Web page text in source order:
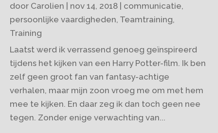
door Carolien | nov 14, 2018 | communicatie,
persoonlijke vaardigheden, Teamtraining,
Training
Laatst werd ik verrassend genoeg geïnspireerd
tijdens het kijken van een Harry Potter-film. Ik ben
zelf geen groot fan van fantasy-achtige
verhalen, maar mijn zoon vroeg me om met hem
mee te kijken. En daar zeg ik dan toch geen nee
tegen. Zonder enige verwachting van...